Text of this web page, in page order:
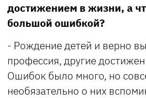
достижением в жизни, а
большой ошибкой?
- Рождение детей и верно
профессия, другие
Ошибок было много, но
необязательно о них